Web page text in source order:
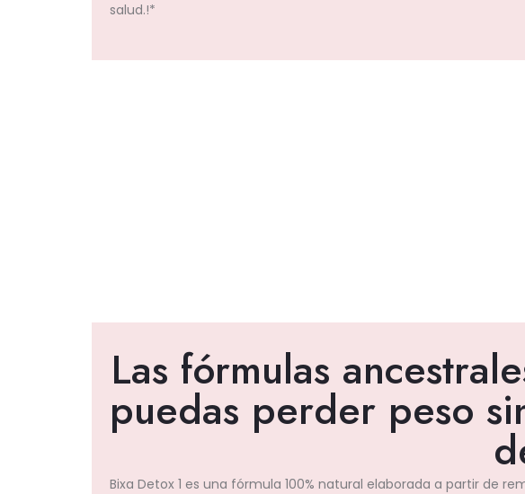
salud.!*
Las fórmulas
puedas perder peso
Bixa Detox 1 es una fórmula 100% natural elaborada a partir de